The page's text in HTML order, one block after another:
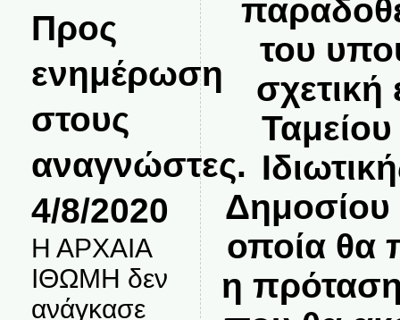
Προς
ενημέρωση
στους
αναγνώστες.
4/8/2020
Η ΑΡΧΑΙΑ
ΙΘΩΜΗ δεν
ανάγκασε
του
οποία θα
η